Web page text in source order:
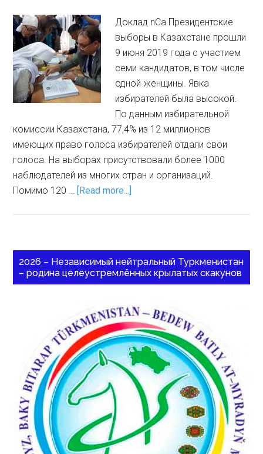
Доклад nCa Президентские
выборы в Казахстане прошли
9 июня 2019 года с участием
семи кандидатов, в том числе
одной женщины. Явка
избирателей была высокой.
По данным избирательной
комиссии Казахстана, 77,4% из 12 миллионов
имеющих право голоса избирателей отдали свои
голоса. На выборах присутствовали более 1000
наблюдателей из многих стран и организаций.
Помимо 120 … [Read more...]
2026 – Независимый нейтральный Туркменистан
– родина целеустремлённых крылатых скакунов